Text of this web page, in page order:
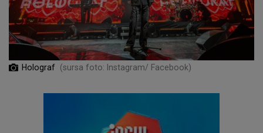
Holograf (sursa foto: Instagram/ Facebook)